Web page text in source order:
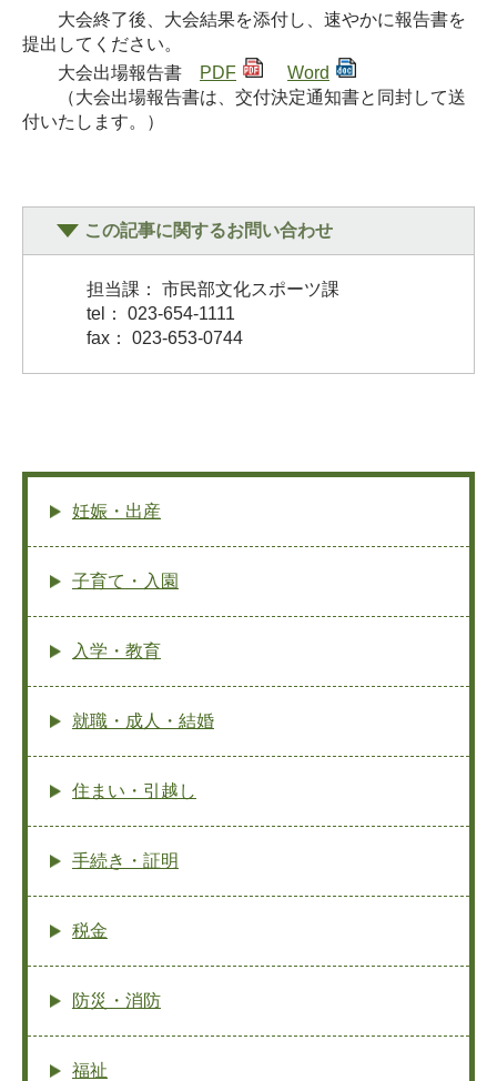
大会終了後、大会結果を添付し、速やかに報告書を
提出してください。
大会出場報告書
PDF
Word
（大会出場報告書は、交付決定通知書と同封して送
付いたします。）
この記事に関するお問い合わせ
担当課： 市民部文化スポーツ課
tel： 023-654-1111
fax： 023-653-0744
妊娠・出産
子育て・入園
入学・教育
就職・成人・結婚
住まい・引越し
手続き・証明
税金
防災・消防
福祉